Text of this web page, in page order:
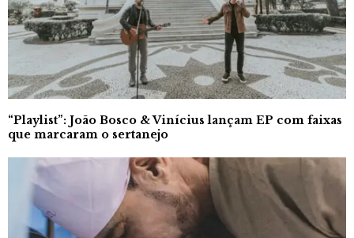
“Playlist”: João Bosco & Vinícius lançam EP com faixas
que marcaram o sertanejo